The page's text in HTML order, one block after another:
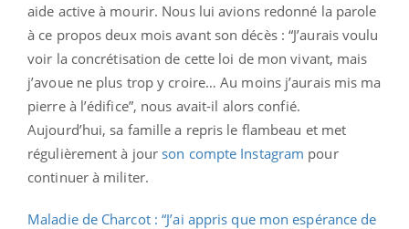
aide active à mourir. Nous lui avions redonné la parole
à ce propos deux mois avant son décès : “J’aurais voulu
voir la concrétisation de cette loi de mon vivant, mais
j’avoue ne plus trop y croire… Au moins j’aurais mis ma
pierre à l’édifice”, nous avait-il alors confié.
Aujourd’hui, sa famille a repris le flambeau et met
régulièrement à jour son compte Instagram pour
continuer à militer.
Maladie de Charcot : “J’ai appris que mon espérance de